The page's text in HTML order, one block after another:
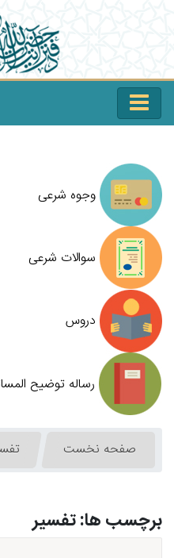
وجوه شرعی
سوالات شرعی
دروس
رساله توضیح المسائل
صفحه نخست تفسیر
برچسب ها: تفسیر